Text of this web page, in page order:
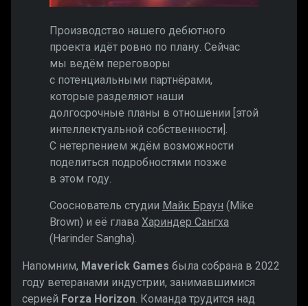
Производство нашего дебютного
проекта идёт ровно по плану. Сейчас
мы ведём переговоры
с потенциальными партнёрами,
которые разделяют наши
долгосрочные планы в отношении [этой
интеллектуальной собственности].
С нетерпением ждём возможности
поделиться подробностями позже
в этом году.
Сооснователь студии Майк Браун (Mike
Brown) и её глава Хариндер Сангха
(Harinder Sangha).
Напомним, Maverick Games была собрана в 2022
году ветеранами индустрии, занимавшимися
серией Forza Horizon . Команда трудится над